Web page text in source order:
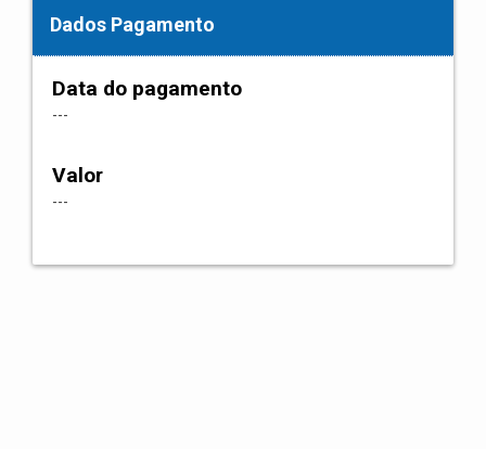
Dados Pagamento
Data do pagamento
---
Valor
---